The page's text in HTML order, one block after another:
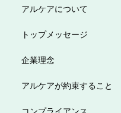
アルケアについて
トップメッセージ
企業理念
アルケアが約束すること
コンプライアンス